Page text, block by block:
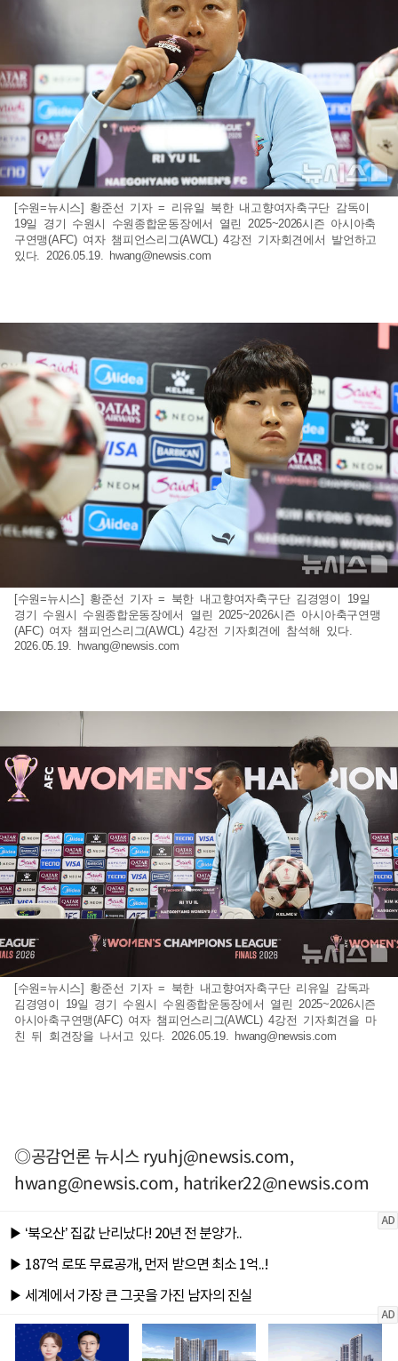
[수원=뉴시스] 황준선 기자 = 리유일 북한 내고향여자축구단 감독이
19일 경기 수원시 수원종합운동장에서 열린 2025~2026시즌 아시아축
구연맹(AFC) 여자 챔피언스리그(AWCL) 4강전 기자회견에서 발언하고
있다. 2026.05.19. hwang@newsis.com
[수원=뉴시스] 황준선 기자 = 북한 내고향여자축구단 김경영이 19일
경기 수원시 수원종합운동장에서 열린 2025~2026시즌 아시아축구연맹
(AFC) 여자 챔피언스리그(AWCL) 4강전 기자회견에 참석해 있다.
2026.05.19. hwang@newsis.com
[수원=뉴시스] 황준선 기자 = 북한 내고향여자축구단 리유일 감독과
김경영이 19일 경기 수원시 수원종합운동장에서 열린 2025~2026시즌
아시아축구연맹(AFC) 여자 챔피언스리그(AWCL) 4강전 기자회견을 마
친 뒤 회견장을 나서고 있다. 2026.05.19. hwang@newsis.com
◎공감언론 뉴시스ryuhj@newsis.com,
hwang@newsis.com, hatriker22@newsis.com